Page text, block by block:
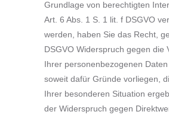
Grundlage von berechtigten
Art. 6 Abs. 1 S. 1 lit. f DSGVO
werden, haben Sie das Recht,
DSGVO Widerspruch gegen die
Ihrer personenbezogenen Daten
soweit dafür Gründe vorliegen,
Ihrer besonderen Situation
der Widerspruch gegen